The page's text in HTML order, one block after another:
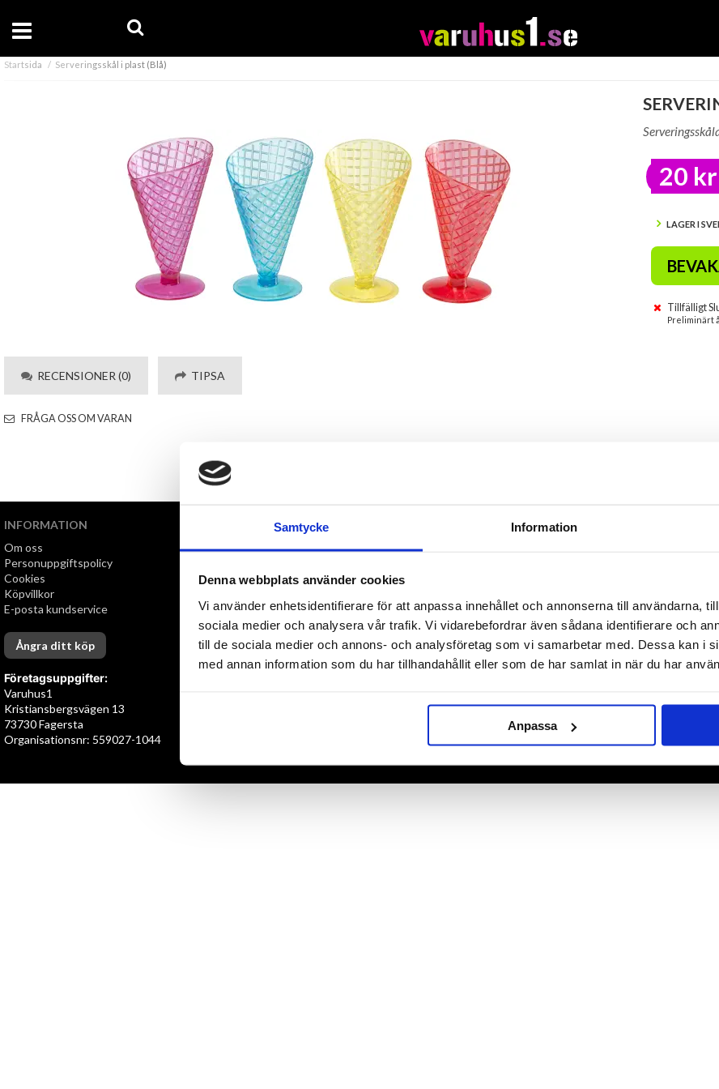
Samtycke Information
Denna webbplats använder cookies
Vi använder enhetsidentifierare för att anpassa innehållet och annonserna till användarna,
sociala medier och analysera vår trafik. Vi vidarebefordrar även sådana identifierare och
till de sociala medier och annons- och analysföretag som vi samarbetar med. Dessa kan i
med annan information som du har tillhandahållit eller som de har samlat in när du har
Anpassa
Startsida Serveringsskål i plast (Blå)
20 kr
LAGER I
Tillfälligt
Preliminärt
RECENSIONER (0) TIPSA
FRÅGA OSS OM VARAN
INFORMATION
Om oss
Personuppgiftspolicy
Cookies
Köpvillkor
E-posta kundservice
Ångra ditt köp
Företagsuppgifter:
Varuhus1
Kristiansbergsvägen 13
73730 Fagersta
Organisationsnr: 559027-1044
Snabb leverans
Lager i Sverige
BETALNING